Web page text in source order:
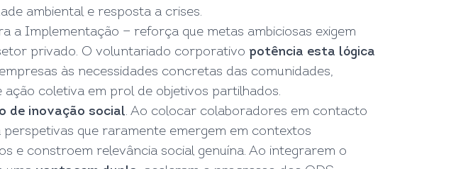
ambiental e resposta a crises.
a Implementação — reforça que metas ambiciosas exigem
privado. O voluntariado corporativo potência esta lógica
às necessidades concretas das comunidades,
coletiva em prol de objetivos partilhados.
de inovação social. Ao colocar colaboradores em contacto
que raramente emergem em contextos
e constroem relevância social genuína. Ao integrarem o